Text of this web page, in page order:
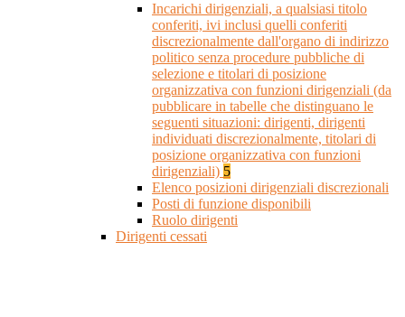
Incarichi dirigenziali, a qualsiasi titolo
conferiti, ivi inclusi quelli conferiti
discrezionalmente dall'organo di indirizzo
politico senza procedure pubbliche di
selezione e titolari di posizione
organizzativa con funzioni dirigenziali (da
pubblicare in tabelle che distinguano le
seguenti situazioni: dirigenti, dirigenti
individuati discrezionalmente, titolari di
posizione organizzativa con funzioni
dirigenziali) 5
Elenco posizioni dirigenziali discrezionali
Posti di funzione disponibili
Ruolo dirigenti
Dirigenti cessati